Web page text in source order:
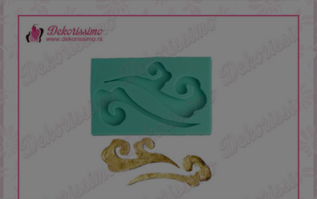
O nama
Saveti i trikovi